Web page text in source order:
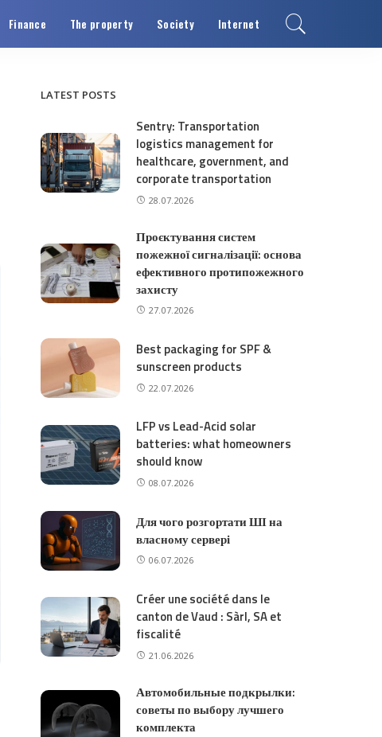
Finance The property Society Internet
LATEST POSTS
Sentry: Transportation
logistics management for
healthcare, government, and
corporate transportation
28.07.2026
Проєктування систем
пожежної сигналізації: основа
ефективного протипожежного
захисту
27.07.2026
Best packaging for SPF &
sunscreen products
22.07.2026
LFP vs Lead-Acid solar
batteries: what homeowners
should know
08.07.2026
Для чого розгортати ШІ на
власному сервері
06.07.2026
Créer une société dans le
canton de Vaud : Sàrl, SA et
fiscalité
21.06.2026
Автомобильные подкрылки:
советы по выбору лучшего
комплекта